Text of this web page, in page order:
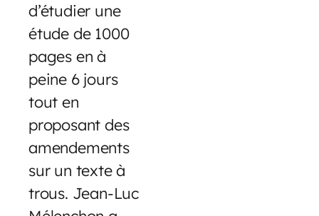
d’étudier une
étude de 1000
pages en à
peine 6 jours
tout en
proposant des
amendements
sur un texte à
trous. Jean-Luc